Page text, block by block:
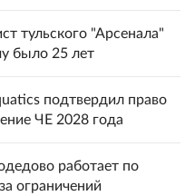
тульского "Арсенала"
было 25 лет
подтвердил право
ЧЕ 2028 года
работает по
ограничений